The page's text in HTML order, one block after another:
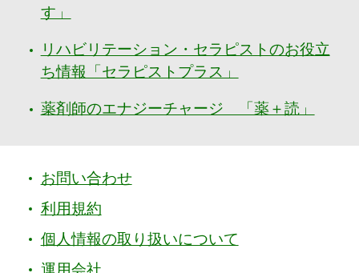
す」
リハビリテーション・セラピストのお役立
ち情報「セラピストプラス」
薬剤師のエナジーチャージ 「薬＋読」
お問い合わせ
利用規約
個人情報の取り扱いについて
運用会社